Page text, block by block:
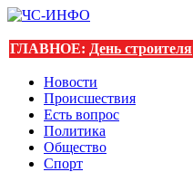
ГЛАВНОЕ: День строителя
Новости
Происшествия
Есть вопрос
Политика
Общество
Спорт